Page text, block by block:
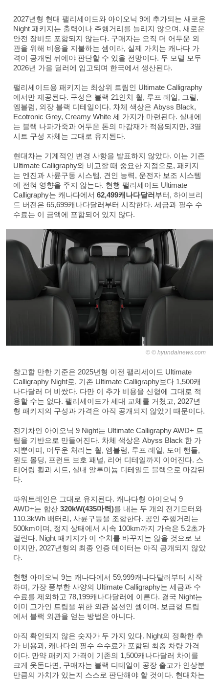
2027년형 현대 팰리세이드와 아이오닉 9에 추가되는 새로운
Night 패키지는 출력이나 주행거리를 늘리지 않으며, 새로운
안전 장비도 포함되지 않는다. 구매자는 오직 더 어두운 외
관을 위해 비용을 지불하는 셈이라, 실제 가치는 캐나다 가
격이 공개된 뒤에야 판단할 수 있을 전망이다. 두 모델 모두
2026년 가을 딜러에 입고되며 한국에서 생산된다.
팰리세이드용 패키지는 최상위 트림인 Ultimate Calligraphy
에서만 제공된다. 구성은 블랙 21인치 휠, 루프 레일, 그릴,
엠블럼, 외장 블랙 디테일이다. 차체 색상은 Abyss Black,
Ecotronic Grey, Creamy White 세 가지가 마련된다. 실내에
는 블랙 나파가죽과 어두운 톤의 마감재가 적용되지만, 3열
시트 구성 자체는 그대로 유지된다.
현대차는 기계적인 변경 사항을 발표하지 않았다. 이는 기존
Ultimate Calligraphy와 비교할 때 중요한 지점으로, 패키지
는 엔진과 사륜구동 시스템, 견인 능력, 운전자 보조 시스템
에 전혀 영향을 주지 않는다. 현행 팰리세이드 Ultimate
Calligraphy는 캐나다에서 62,499캐나다달러부터, 하이브리
드 버전은 65,699캐나다달러부터 시작한다. 세금과 필수 수
수료는 이 금액에 포함되어 있지 않다.
© hyundainews.com
참고할 만한 기준은 2025년형 이전 팰리세이드 Ultimate
Calligraphy Night로, 기존 Ultimate Calligraphy보다 1,500캐
나다달러 더 비쌌다. 다만 이 추가 비용을 신형에 그대로 적
용할 수는 없다. 팰리세이드가 세대 교체를 거쳤고, 2027년
형 패키지의 구성과 가격은 아직 공개되지 않았기 때문이다.
전기차인 아이오닉 9 Night는 Ultimate Calligraphy AWD+ 트
림을 기반으로 만들어진다. 차체 색상은 Abyss Black 한 가
지뿐이며, 어두운 처리는 휠, 엠블럼, 루프 레일, 도어 핸들,
윈도 몰딩, 프런트 보호 패널, 리어 디테일까지 이어진다. 스
티어링 휠과 시트, 실내 알루미늄 디테일도 블랙으로 마감된
다.
파워트레인은 그대로 유지된다. 캐나다형 아이오닉 9
AWD+는 합산 320kW(435마력)를 내는 두 개의 전기모터와
110.3kWh 배터리, 사륜구동을 조합한다. 공인 주행거리는
500km이며, 정지 상태에서 시속 100km까지 가속은 5.2초가
걸린다. Night 패키지가 이 수치를 바꾸지는 않을 것으로 보
이지만, 2027년형의 최종 인증 데이터는 아직 공개되지 않았
다.
현행 아이오닉 9는 캐나다에서 59,999캐나다달러부터 시작
하며, 가장 풍부한 사양의 Ultimate Calligraphy는 세금과 수
수료를 제외하고 78,199캐나다달러에 이른다. 결국 Night는
이미 고가인 트림을 위한 외관 옵션인 셈이며, 보급형 트림
에서 블랙 외관을 얻는 방법은 아니다.
아직 확인되지 않은 숫자가 두 가지 있다. Night의 정확한 추
가 비용과, 캐나다의 필수 수수료가 포함된 최종 차량 가격
이다. 만약 패키지 가격이 기존의 1,500캐나다달러 차이를
크게 웃돈다면, 구매자는 블랙 디테일이 공장 출고가 인상분
만큼의 가치가 있는지 스스로 판단해야 할 것이다. 현대차는